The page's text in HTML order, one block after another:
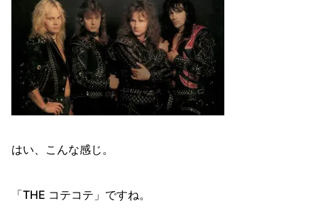
はい、こんな感じ。
「THE コテコテ」ですね。